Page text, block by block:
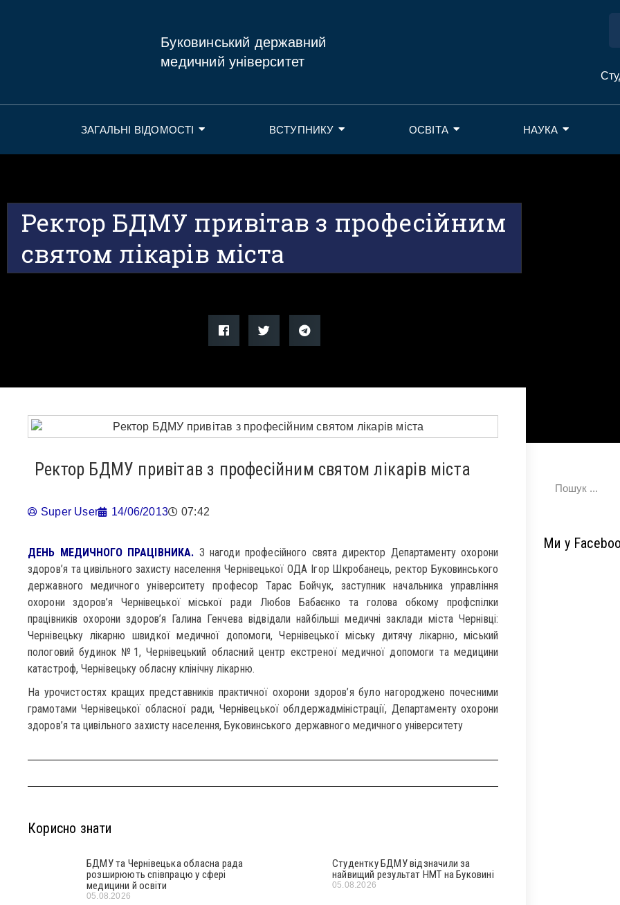
Буковинський державний
медичний університет
ЗАГАЛЬНІ ВІДОМОСТІ ВСТУПНИКУ ОСВІТА НАУКА
Ректор БДМУ привітав з професійним
святом лікарів міста
Ректор БДМУ привітав з професійним святом лікарів міста
Super User 14/06/2013 07:42
ДЕНЬ МЕДИЧНОГО ПРАЦІВНИКА. З нагоди професійного свята директор Департаменту охорони
здоров’я та цивільного захисту населення Чернівецької ОДА Ігор Шкробанець, ректор Буковинського
державного медичного університету професор Тарас Бойчук, заступник начальника управління
охорони здоров’я Чернівецької міської ради Любов Бабаєнко та голова обкому профспілки
працівників охорони здоров’я Галина Генчева відвідали найбільші медичні заклади міста Чернівці:
Чернівецьку лікарню швидкої медичної допомоги, Чернівецької міську дитячу лікарню, міський
пологовий будинок №1, Чернівецький обласний центр екстреної медичної допомоги та медицини
катастроф, Чернівецьку обласну клінічну лікарню.
На урочистостях кращих представників практичної охорони здоров’я було нагороджено почесними
грамотами Чернівецької обласної ради, Чернівецької облдержадміністрації, Департаменту охорони
здоров’я та цивільного захисту населення, Буковинського державного медичного університету
Корисно знати
БДМУ та Чернівецька обласна рада
розширюють співпрацю у сфері
медицини й освіти
05.08.2026
Студентку БДМУ відзначили за
найвищий результат НМТ на Буковині
05.08.2026
Ми у